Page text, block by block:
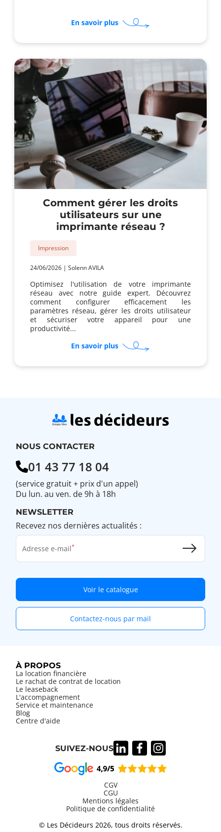
En savoir plussur
Comment
gestion
des
documents
scannés
?
Comment gérer les droits
utilisateurs sur une
imprimante réseau ?
Impression
24/06/2026 | Solenn AVILA
Optimisez l'utilisation de votre imprimante
réseau avec notre guide expert. Découvrez
comment configurer efficacement les
paramètres réseau, gérer les droits utilisateur
et sécuriser votre appareil pour une
productivité...
En savoir plussur
Comment
imprimante
réseau
NOUS CONTACTER
01 43 77 18 04
(service gratuit + prix d'un appel)
Du lun. au ven. de 9h à 18h
NEWSLETTER
Recevez nos dernières actualités :
Adresse e-mail
Voir le catalogue
Contactez-nous par mail
À PROPOS
La location financière
Le rachat de contrat de location
Le leaseback
L'accompagnement
Service et maintenance
Blog
Centre d'aide
SUIVEZ-NOUS
Information
CGV
CGU
Mentions légales
Politique de confidentialité
© Les Décideurs 2026, tous droits réservés.